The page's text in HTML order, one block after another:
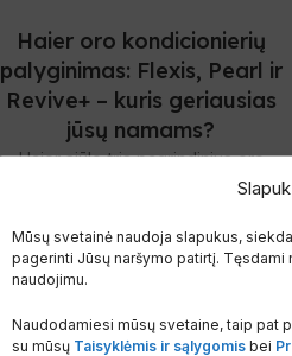
Mūsų svetainė naudoja slapukus,
pagerinti Jūsų naršymo patirtį. Tęsdami
naudojimu.
Naudodamiesi mūsų svetaine, taip pat
su mūsų Taisyklėmis ir sąlygomis bei
Haier oro kondicionierių
palyginimas: Flexis, Pearl ir
Revive+ – kuris geriausias
jūsų namams?
Haier siūlo tris pagrindinius oro
kondicionierių modelius – Flexis,
W...
Skaityti Daugiau